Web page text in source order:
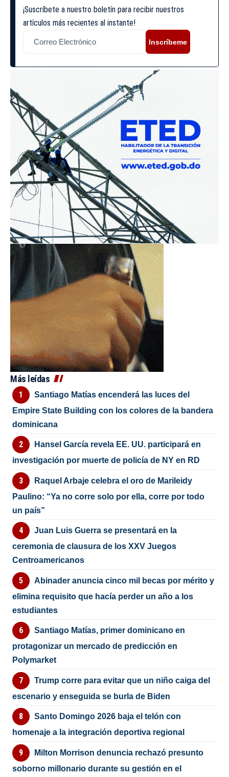
¡Suscríbete a nuestro boletín para recibir nuestros
artículos más recientes al instante!
Inscríbeme
Más leídas
Santiago Matías encenderá las luces del
Empire State Building con los colores de la bandera
dominicana
Hansel García revela EE. UU. participará en
investigación por muerte de policía de NY en RD
Raquel Arbaje celebra el oro de Marileidy
Paulino: “Ya no corre solo por ella, corre por todo
un país”
Juan Luis Guerra se presentará en la
ceremonia de clausura de los XXV Juegos
Centroamericanos
Abinader anuncia cinco mil becas por mérito y
elimina requisito que hacía perder un año a los
estudiantes
Santiago Matías, primer dominicano en
protagonizar un mercado de predicción en
Polymarket
Trump corre para evitar que un niño caiga del
escenario y enseguida se burla de Biden
Santo Domingo 2026 baja el telón con
homenaje a la integración deportiva regional
Milton Morrison denuncia rechazó presunto
soborno millonario durante su gestión en el